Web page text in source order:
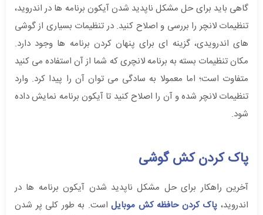
گاهی باید برای حل مشکل ناپدید شدن آیکون برنامه ها در اندروید،
تنظیمات لانچر را بررسی و اصلاح کنید. در تنظیمات بسیاری از گوشی
های اندرویدی، گزینه ای برای پنهان کردن برنامه ها وجود دارد.
مکان تنظیمات بسته به برنامه لانچری که شما از آن استفاده می کنید
متفاوت است؛ اما معمولا به سادگی می توان آن را پیدا کرد. وارد
تنظیمات لانچر شده و آن را اصلاح کنید تا آیکون برنامه نمایش داده
شود.
پاک کردن کش گوشی
آخرین راهکار برای حل مشکل ناپدید شدن آیکون برنامه ها در
اندروید، پاک کردن حافظه کش موبایلاست. به طور کلی پر شدن